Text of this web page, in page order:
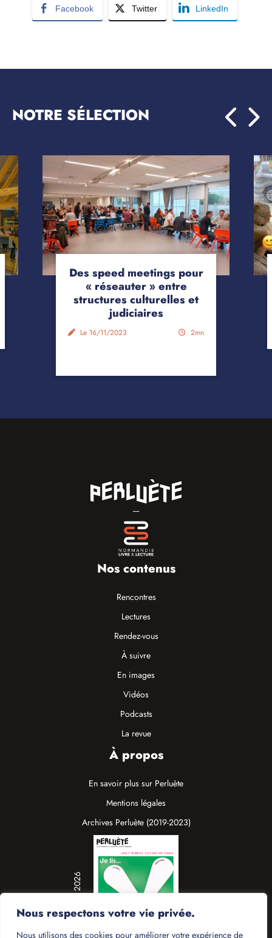
Nous respectons votre vie privée.
Nous utilisons des cookies pour améliorer votre expérience de
Facebook Twitter LinkedIn
NOTRE SÉLECTION
Des speed meetings pour
« réseauter » entre
structures culturelles et
judiciaires
Le 16/11/2023 2mn
—
Nos contenus
Rencontres
Lectures
Rendez-vous
À suivre
En images
Vidéos
Podcasts
La revue
À propos
En savoir plus sur Perluète
Mentions légales
Archives Perluète (2019-2023)
N°19 / Mars 2026